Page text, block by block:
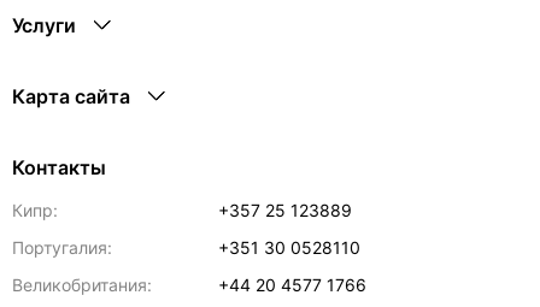
Услуги
Карта сайта
Контакты
Кипр:
+357 25 123889
Португалия:
+351 30 0528110
Великобритания:
+44 20 4577 1766